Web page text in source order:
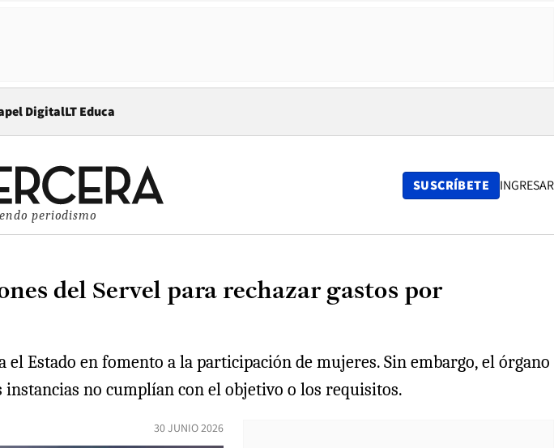
DigitalOpens in new window
LT Educa
periodismo
SUSCRÍBETE INGRESAR
del Servel para rechazar gastos por
Estado en fomento a la participación de mujeres. Sin embargo, el órgano
no cumplían con el objetivo o los requisitos.
30 JUNIO 2026